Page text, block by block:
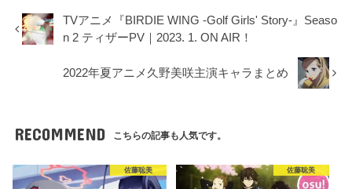
TVアニメ『BIRDIE WING ‐Golf Girls' Story‐』Seaso
n 2 ティザーPV｜2023. 1. ON AIR！
2022年夏アニメ久野美咲主演キャラまとめ
RECOMMEND こちらの記事も人気です。
佐藤聡美 佐藤聡美